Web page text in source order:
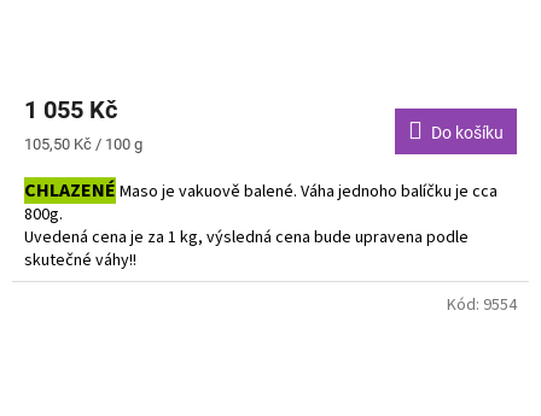
1 055 Kč
Měrná
105,50 Kč / 100 g
Do košíku
CHLAZENÉ Maso je vakuově balené. Váha jednoho balíčku je cca
800g.
Uvedená cena je za 1 kg, výsledná cena bude upravena podle
skutečné váhy!!
Do košíku vkládejte počet balení.
Kód: 9554